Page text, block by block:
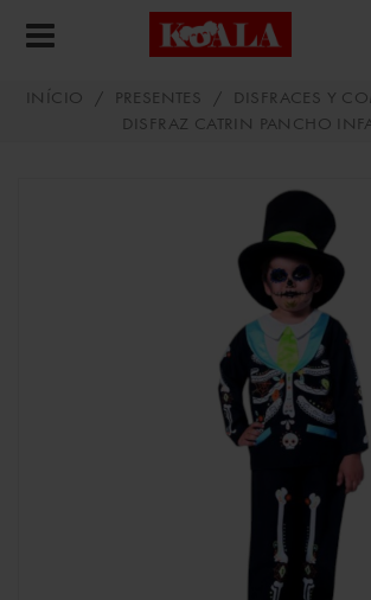
INÍCIO / PRESENTES / DISFRACES Y
DISFRAZ CATRIN PANCHO